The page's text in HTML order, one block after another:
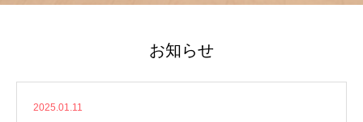
お知らせ
2025.01.11